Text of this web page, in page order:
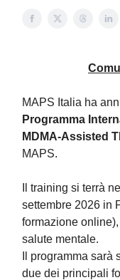
MAPS Italia ha
Programma
MDMA-Assisted
MAPS.
Il training si terrà
settembre 2026 in
formazione
salute mentale.
Il programma
due dei principali